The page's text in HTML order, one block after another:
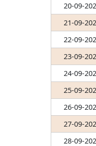
20-09-
21-09-
22-09-
23-09-
24-09-
25-09-
26-09-
27-09-
28-09-